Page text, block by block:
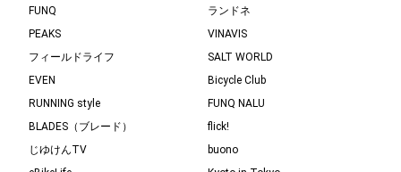
FUNQ
ランドネ
PEAKS
VINAVIS
フィールドライフ
SALT WORLD
EVEN
Bicycle Club
RUNNING style
FUNQ NALU
BLADES（ブレード）
flick!
じゆけんTV
buono